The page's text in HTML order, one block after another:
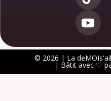
© 2026 | La
| Bâtit avec ♡